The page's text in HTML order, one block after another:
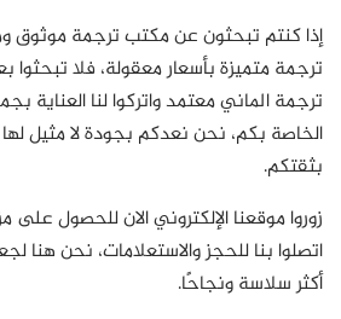
إذا كنتم تبحثون عن مكتب ترجمة موثوق
ترجمة متميزة بأسعار معقولة، فلا تبحثوا
ترجمة الماني معتمد واتركوا لنا العناية
الخاصة بكم، نحن نعدكم بجودة لا مثيل
بثقتكم.
زوروا موقعنا الإلكتروني الان للحصول على
اتصلوا بنا للحجز والاستعلامات، نحن هنا
أكثر سلاسة ونجاحًا.